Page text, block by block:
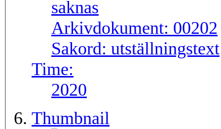
Arkivdokument: 00202
Sakord: utställningstext
Time:
2020
Thumbnail